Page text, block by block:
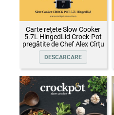
Carte rețete Slow Cooker
5.7L HingedLid Crock-Pot
pregătite de Chef Alex Cîrțu
DESCARCARE